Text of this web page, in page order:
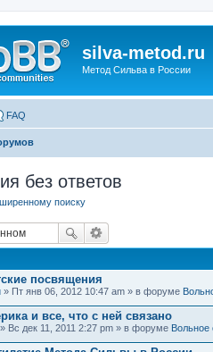
silva-metod.ru
Метод Сильва в России
FAQ
без ответов
поиску
посвящения
» Пт янв 06, 2012 10:47 am » в форуме
и все, что с ней связано
» Вс дек 11, 2011 2:27 pm » в форуме Вольное